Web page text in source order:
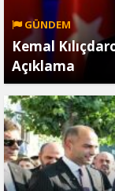
GÜNDEM
Kemal
Açıklama